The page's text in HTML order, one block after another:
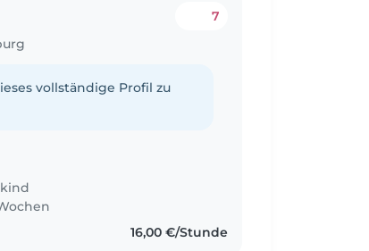
7
vollständige Profil zu
16,00 €/Stunde